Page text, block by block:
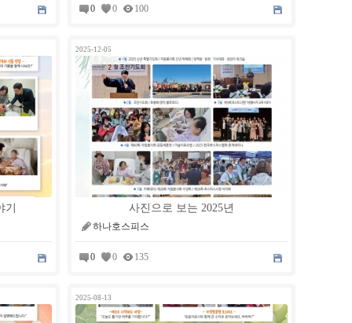
0 0 100
2025-12-05
사진으로 보는 2025년
하나호스피스
0 0 135
2025-08-13